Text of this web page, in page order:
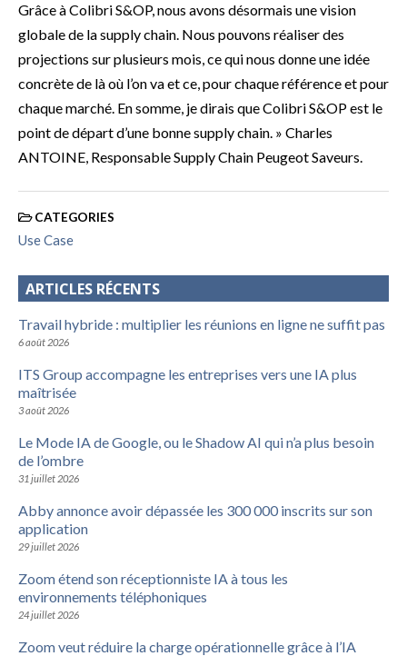
Grâce à Colibri S&OP, nous avons désormais une vision
globale de la supply chain. Nous pouvons réaliser des
projections sur plusieurs mois, ce qui nous donne une idée
concrète de là où l’on va et ce, pour chaque référence et pour
chaque marché. En somme, je dirais que Colibri S&OP est le
point de départ d’une bonne supply chain. » Charles
ANTOINE, Responsable Supply Chain Peugeot Saveurs.
CATEGORIES
Use Case
ARTICLES RÉCENTS
Travail hybride : multiplier les réunions en ligne ne suffit pas
6 août 2026
ITS Group accompagne les entreprises vers une IA plus
maîtrisée
3 août 2026
Le Mode IA de Google, ou le Shadow AI qui n’a plus besoin
de l’ombre
31 juillet 2026
Abby annonce avoir dépassée les 300 000 inscrits sur son
application
29 juillet 2026
Zoom étend son réceptionniste IA à tous les
environnements téléphoniques
24 juillet 2026
Zoom veut réduire la charge opérationnelle grâce à l’IA